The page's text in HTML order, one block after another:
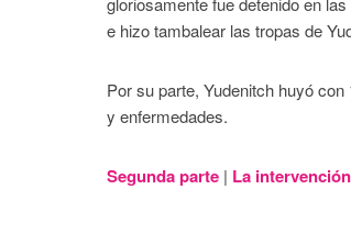
e hizo tambalear las tropas de
Por su parte, Yudenitch huyó
y enfermedades.
Segunda parte | La